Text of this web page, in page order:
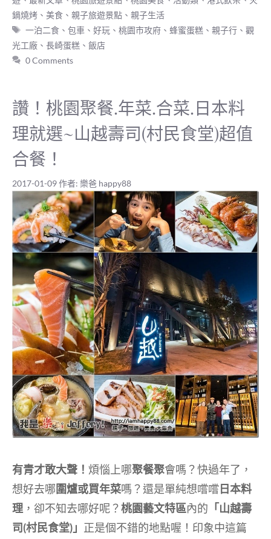
鍋燒烤 、 美食 、 親子旅遊景點 、 親子生活
標
籤
一泊二食 、包車 、好玩 、桃園市攻府 、 蜂蜜蛋糕 、親子行 、觀
光工廠 、 長崎蛋糕 、 飯店
0 Comments
讚！桃園聚餐.年菜.合菜.日本料
理就選~山越壽司(村民食堂)超值
合餐！
2017-01-09作者: 樂爸 happy88
有青才敢大聲！ 煩惱上哪聚餐聚會嗎？快過年了，
想好去哪圍爐或買年菜嗎？還是單純想嚐嚐日本料
理 ，卻不知去哪好呢？桃園藝文特區內的 「山越壽
司(村民食堂)」 正是個不錯的地點喔！印象中這篇